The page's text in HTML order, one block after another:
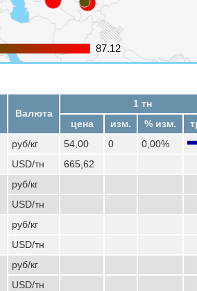
87.12
87.12
Валюта
1 тн
цена
изм. % изм.
руб/кг 54,00 0
0,00%
USD/тн
665,62
руб/кг
USD/тн
руб/кг
USD/тн
руб/кг
USD/тн